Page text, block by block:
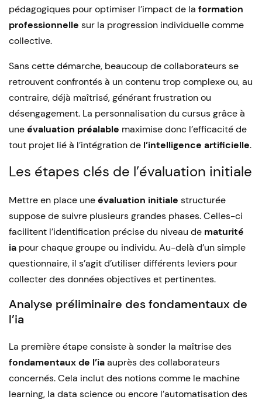
pédagogiques pour optimiser l’impact de la formation
professionnelle sur la progression individuelle comme
collective.
Sans cette démarche, beaucoup de collaborateurs se
retrouvent confrontés à un contenu trop complexe ou, au
contraire, déjà maîtrisé, générant frustration ou
désengagement. La personnalisation du cursus grâce à
uneévaluation préalable maximise donc l’efficacité de
tout projet lié à l’intégration de l’intelligence artificielle.
Les étapes clés de l’évaluation initiale
Mettre en place uneévaluation initiale structurée
suppose de suivre plusieurs grandes phases. Celles-ci
facilitent l’identification précise du niveau de maturité
ia pour chaque groupe ou individu. Au-delà d’un simple
questionnaire, il s’agit d’utiliser différents leviers pour
collecter des données objectives et pertinentes.
Analyse préliminaire des fondamentaux de
l’ia
La première étape consiste à sonder la maîtrise des
fondamentaux de l’iaauprès des collaborateurs
concernés. Cela inclut des notions comme le machine
learning, la data science ou encore l’automatisation des